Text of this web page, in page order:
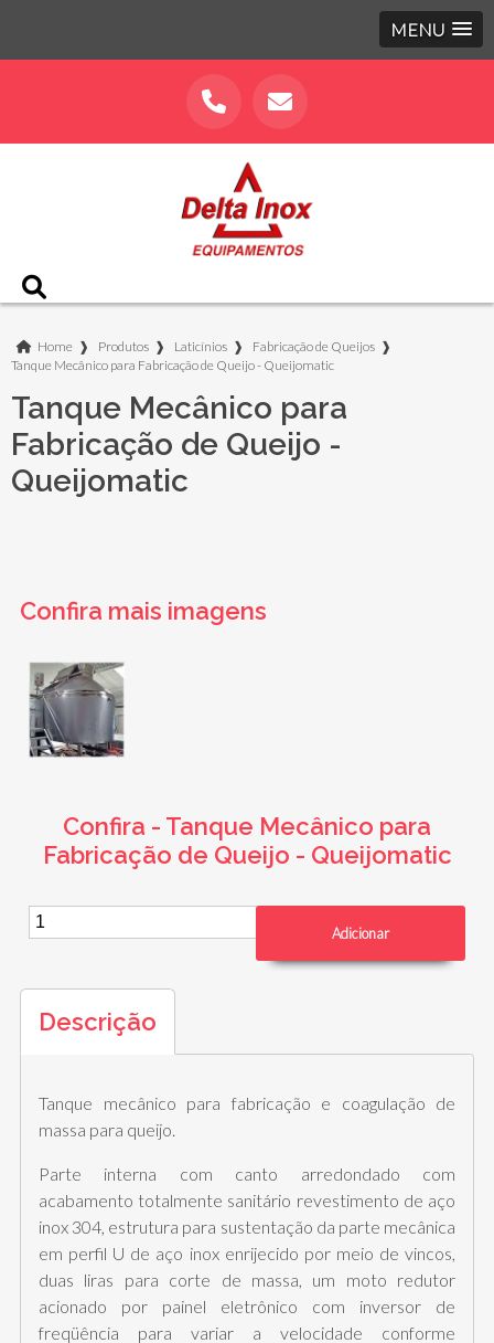
MENU
Home ❱ Produtos ❱ Laticínios ❱ Fabricação de Queijos ❱
Tanque Mecânico para Fabricação de Queijo - Queijomatic
Tanque Mecânico para
Fabricação de Queijo -
Queijomatic
Confira mais imagens
Confira - Tanque Mecânico para
Fabricação de Queijo - Queijomatic
Descrição
Tanque mecânico para fabricação e coagulação de
massa para queijo.
Parte interna com canto arredondado com
acabamento totalmente sanitário revestimento de aço
inox 304, estrutura para sustentação da parte mecânica
em perfil U de aço inox enrijecido por meio de vincos,
duas liras para corte de massa, um moto redutor
acionado por painel eletrônico com inversor de
freqüência para variar a velocidade conforme